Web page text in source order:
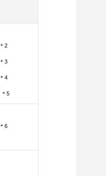
＊2
＊3
＊4
＊5
＊6